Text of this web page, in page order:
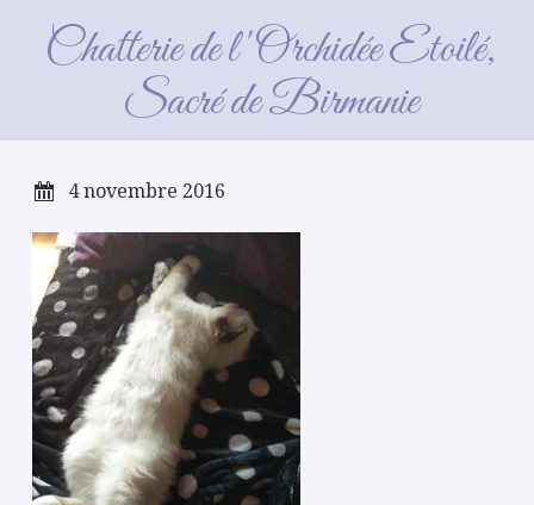
Chatterie de l'Orchidée Etoilé,
Sacré de Birmanie
maxou_2016_07_23
4 novembre 2016